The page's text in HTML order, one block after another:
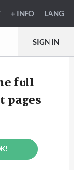
+ INFO LANG
SIGN IN
full
pages